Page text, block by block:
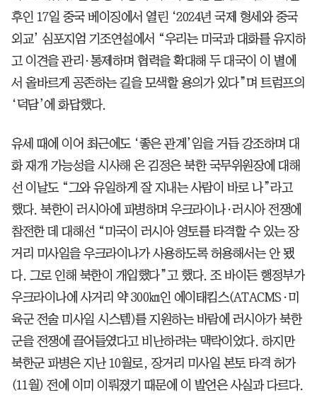
후인 17일 중국 베이징에서 열린 ‘2024년 국제 형세와 중국
외교’ 심포지엄 기조연설에서 “우리는 미국과 대화를 유지하
고 이견을 관리·통제하며 협력을 확대해 두 대국이 이 별에
서 올바르게 공존하는 길을 모색할 용의가 있다”며 트럼프의
‘덕담’에 화답했다.
유세 때에 이어 최근에도 ‘좋은 관계’임을 거듭 강조하며 대
화 재개 가능성을 시사해 온 김정은 북한 국무위원장에 대해
선 이날도 “그와 유일하게 잘 지내는 사람이 바로 나”라고
했다. 북한이 러시아에 파병하며 우크라이나·러시아 전쟁에
참전한 데 대해선 “미국이 러시아 영토를 타격할 수 있는 장
거리 미사일을 우크라이나가 사용하도록 허용해서는 안 됐
다. 그로 인해 북한이 개입했다”고 했다. 조 바이든 행정부가
우크라이나에 사거리 약 300㎞인 에이태킴스(ATACMS·미
육군 전술 미사일 시스템)를 지원하는 바람에 러시아가 북한
군을 전쟁에 끌어들였다고 비난하려는 맥락이었다. 하지만
북한군 파병은 지난 10월로, 장거리 미사일 본토 타격 허가
(11월) 전에 이미 이뤄졌기 때문에 이 발언은 사실과 다르다.